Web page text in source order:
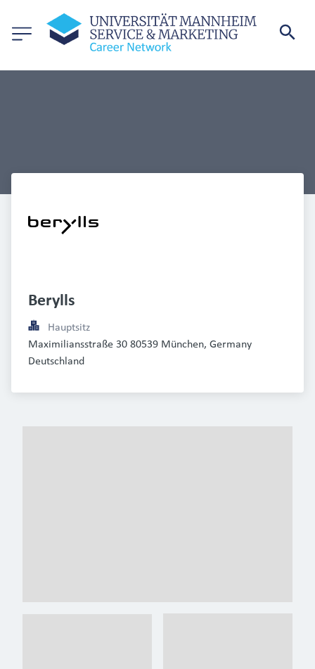
Berylls
Hauptsitz
Maximiliansstraße 30 80539 München, Germany
Deutschland